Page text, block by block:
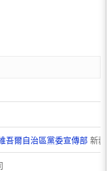
吾爾自治區黨委宣傳部 新